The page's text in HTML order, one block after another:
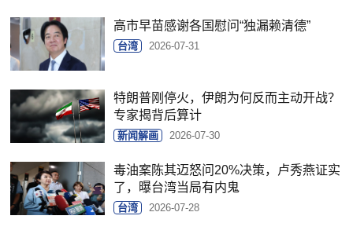
高市早苗感谢各国慰问“独漏赖清德”
台湾 2026-07-31
特朗普刚停火，伊朗为何反而主动开战？
专家揭背后算计
新闻解画 2026-07-30
毒油案陈其迈怒问20%决策，卢秀燕证实
了，曝台湾当局有内鬼
台湾 2026-07-28